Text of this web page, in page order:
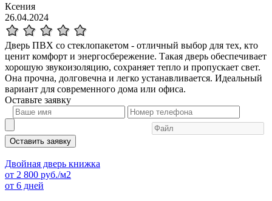
Ксения
26.04.2024
Дверь ПВХ со стеклопакетом - отличный выбор для тех, кто
ценит комфорт и энергосбережение. Такая дверь обеспечивает
хорошую звукоизоляцию, сохраняет тепло и пропускает свет.
Она прочна, долговечна и легко устанавливается. Идеальный
вариант для современного дома или офиса.
Оставьте заявку
Оставить заявку
Двойная дверь книжка
от 2 800 руб./м2
от 6 дней